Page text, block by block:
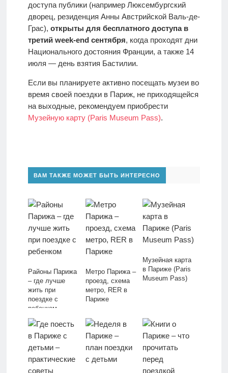
доступа публики (например Люксембургский
дворец, резиденция Анны Австрийской Валь-де-
Грас), открыты для бесплатного доступа в
третий week-end сентября, когда проходят дни
Национального достояния Франции, а также 14
июля — день взятия Бастилии.
Если вы планируете активно посещать музеи во
время своей поездки в Париж, не приходящейся
на выходные, рекомендуем приобрести
Музейную карту (Paris Museum Pass).
ВАМ ТАКЖЕ МОЖЕТ БЫТЬ ИНТЕРЕСНО
Районы Парижа
– где лучше
жить при
поездке с
ребенком
Метро Парижа –
проезд, схема
метро, RER в
Париже
Музейная карта
в Париже (Paris
Museum Pass)